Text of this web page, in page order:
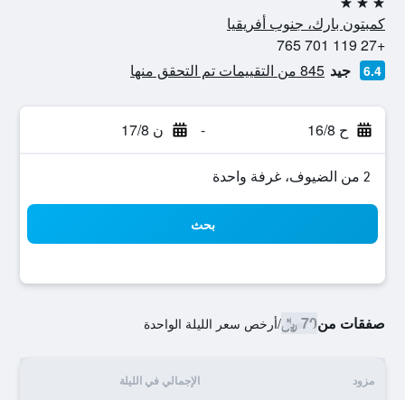
3 نجوم
كمبتون بارك، جنوب أفريقيا
+27 119 701 765
6.4 جيد 845 من التقييمات تم التحقق منها
ح 16/8 - ن 17/8
2 من الضيوف، غرفة واحدة
بحث
صفقات من70 ﷼ /أرخص سعر الليلة الواحدة
مزود الإجمالي في الليلة